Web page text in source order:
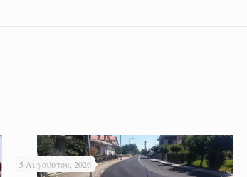
5 Αυγούστου, 2026